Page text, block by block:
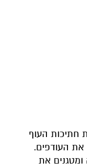
חתיכות העוף
את העודפים.
את